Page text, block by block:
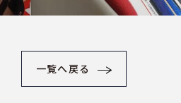
一覧へ戻る